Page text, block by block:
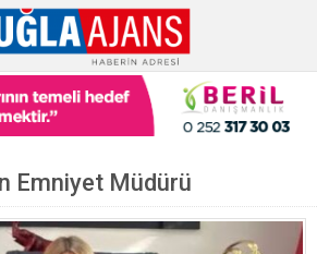
Emniyet Müdürü